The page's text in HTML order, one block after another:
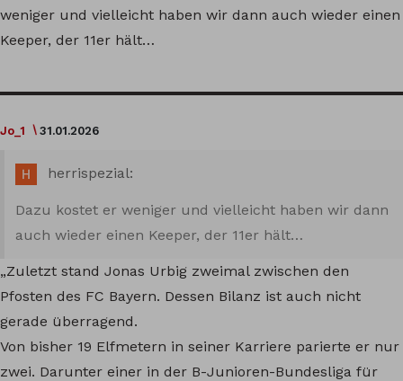
weniger und vielleicht haben wir dann auch wieder einen
Keeper, der 11er hält…
Jo_1 31.01.2026
herrispezial:
Dazu kostet er weniger und vielleicht haben wir dann
auch wieder einen Keeper, der 11er hält…
„Zuletzt stand Jonas Urbig zweimal zwischen den
Pfosten des FC Bayern. Dessen Bilanz ist auch nicht
gerade überragend.
Von bisher 19 Elfmetern in seiner Karriere parierte er nur
zwei. Darunter einer in der B-Junioren-Bundesliga für